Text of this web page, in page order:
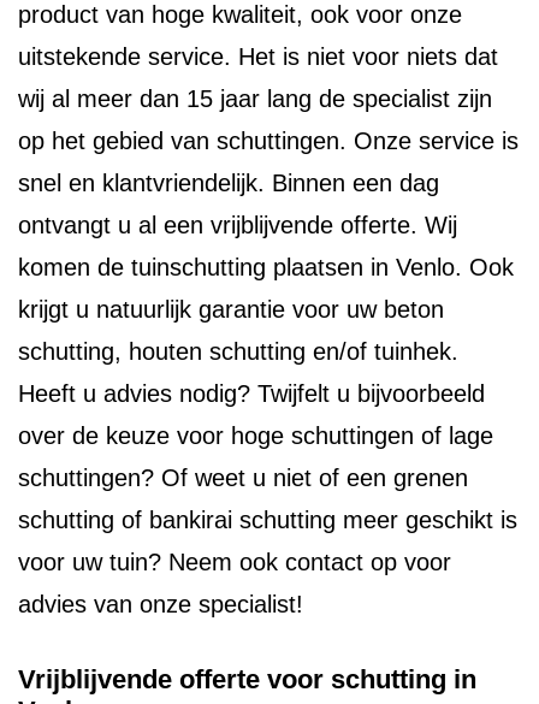
product van hoge kwaliteit, ook voor onze
uitstekende service. Het is niet voor niets dat
wij al meer dan 15 jaar lang de specialist zijn
op het gebied van schuttingen. Onze service is
snel en klantvriendelijk. Binnen een dag
ontvangt u al een vrijblijvende offerte. Wij
komen de tuinschutting plaatsen in Venlo. Ook
krijgt u natuurlijk garantie voor uw beton
schutting, houten schutting en/of tuinhek.
Heeft u advies nodig? Twijfelt u bijvoorbeeld
over de keuze voor hoge schuttingen of lage
schuttingen? Of weet u niet of een grenen
schutting of bankirai schutting meer geschikt is
voor uw tuin? Neem ook contact op voor
advies van onze specialist!
Vrijblijvende offerte voor schutting in